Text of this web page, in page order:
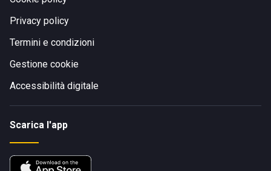
Privacy policy
Termini e condizioni
Gestione cookie
Accessibilità digitale
Scarica l'app